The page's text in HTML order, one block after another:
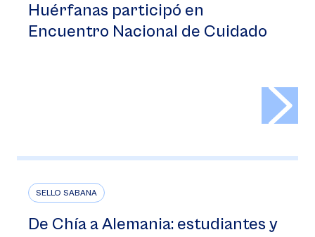
Huérfanas participó en
Encuentro Nacional de Cuidado
SELLO SABANA
De Chía a Alemania: estudiantes y